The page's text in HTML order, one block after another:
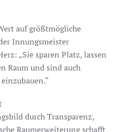
auf größtmögliche
Innungsmeister
„Sie sparen Platz, lassen
Raum und sind auch
durch Transparenz,
Raumerweiterung schafft